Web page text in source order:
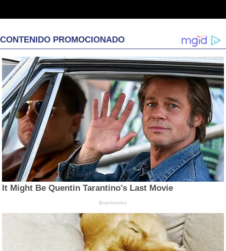
CONTENIDO PROMOCIONADO
It Might Be Quentin Tarantino's Last Movie
Brainberries